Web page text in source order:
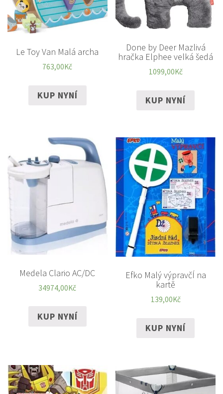
Le Toy Van Malá archa
763,00Kč
KUP NYNÍ
Done by Deer Mazlivá
hračka Elphee velká šedá
1099,00Kč
KUP NYNÍ
Medela Clario AC/DC
34974,00Kč
KUP NYNÍ
Efko Malý výpravčÍ na
kartě
139,00Kč
KUP NYNÍ